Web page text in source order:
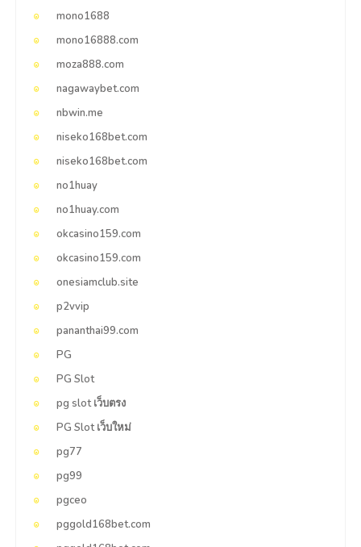
mono1688
mono16888.com
moza888.com
nagawaybet.com
nbwin.me
niseko168bet.com
niseko168bet.com
no1huay
no1huay.com
okcasino159.com
okcasino159.com
onesiamclub.site
p2vvip
pananthai99.com
PG
PG Slot
pg slot เว็บตรง
PG Slot เว็บใหม่
pg77
pg99
pgceo
pggold168bet.com